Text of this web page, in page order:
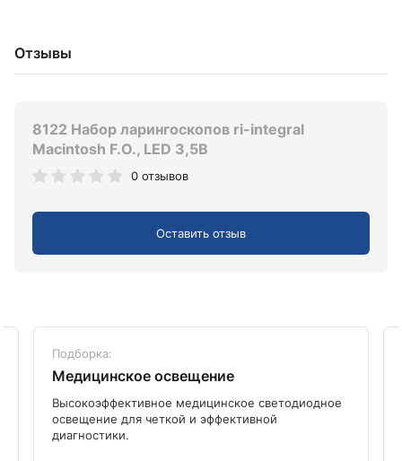
Отзывы
8122 Набор ларингоскопов ri-integral
Macintosh F.O., LED 3,5В
0 отзывов
Оставить отзыв
Подборка:
Медицинское освещение
Высокоэффективное медицинское светодиодное
освещение для четкой и эффективной
диагностики.